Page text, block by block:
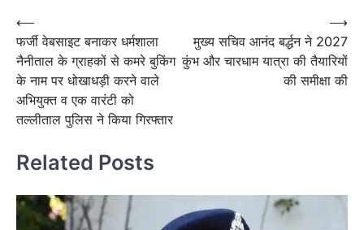
Post
navigation
⟵
फर्जी वेबसाइट बनाकर धर्मशाला
नैनीताल के ग्राहकों से कमरे बुकिंग
के नाम पर धोखाधड़ी करने वाले
अभियुक्त व एक वारंटी को
तल्लीताल पुलिस ने किया गिरफ्तार
मुख्य सचिव आनंद बर्द्धन ने 2027
कुंभ और चारधाम यात्रा की तैयारियों
की समीक्षा की
⟶
Related Posts